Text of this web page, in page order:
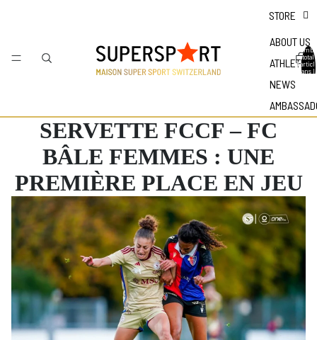
STORE
ABOUT US
ATHLETES
NEWS
total
dans
SERVETTE FCCF – FC
BÂLE FEMMES : UNE
PREMIÈRE PLACE EN JEU